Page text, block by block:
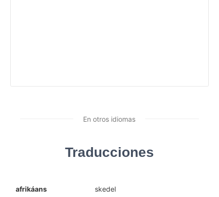
En otros idiomas
Traducciones
afrikáans skedel